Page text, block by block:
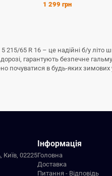
1 299 грн
5 215/65 R 16 – це надійні б/у
дорозі, гарантують безпечне
почуватися в будь-яких зимових
Київ, 02225
Інформація
Головна
Доставка
Питання - Відповідь